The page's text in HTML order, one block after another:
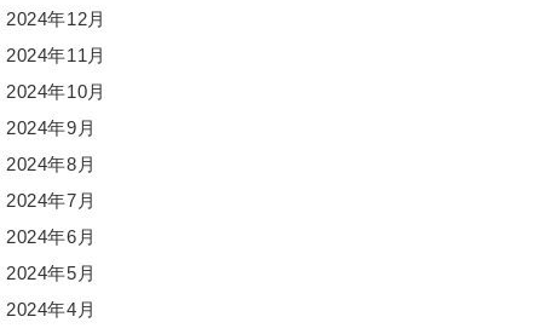
2024年12月
2024年11月
2024年10月
2024年9月
2024年8月
2024年7月
2024年6月
2024年5月
2024年4月